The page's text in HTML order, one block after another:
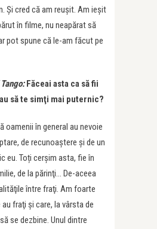
Şi cred că am reușit. Am ieşit
în filme, nu neapărat să
pot spune că le-am făcut pe
Făceai asta ca să fii
să te simţi mai puternic?
oamenii în general au nevoie
de recunoaştere şi de un
eu. Toți cerşim asta, fie în
de la părinţi… De-aceea
între fraţi. Am foarte
fraţi şi care, la vârsta de
se dezbine. Unul dintre